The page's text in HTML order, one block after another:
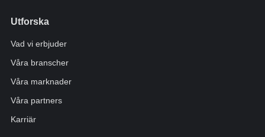
Utforska
Vad vi erbjuder
Våra branscher
Våra marknader
Våra partners
Karriär